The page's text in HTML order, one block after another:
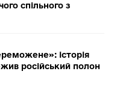
спільного з
історія
російський полон